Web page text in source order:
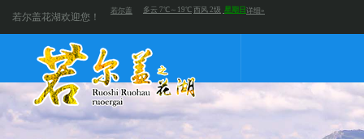
若尔盖花湖欢迎您！